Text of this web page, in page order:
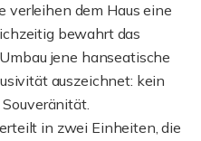
verleihen dem Haus eine
bewahrt das
jene hanseatische
auszeichnet: kein
in zwei Einheiten, die